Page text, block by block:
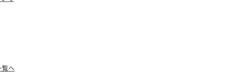
、アテンションタグをご確認ください。
覧へ